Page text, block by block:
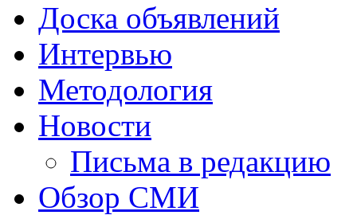
Доска объявлений
Интервью
Методология
Новости
Письма в редакцию
Обзор СМИ